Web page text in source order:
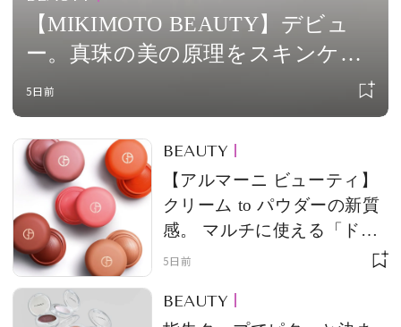
【MIKIMOTO BEAUTY】デビュ
ー。真珠の美の原理をスキンケア
へ
5日前
BEAUTY
【アルマーニ ビューティ】
クリーム to パウダーの新質
感。 マルチに使える「ドル
チ ブラッシュ」で、軽やか
5日前
BEAUTY